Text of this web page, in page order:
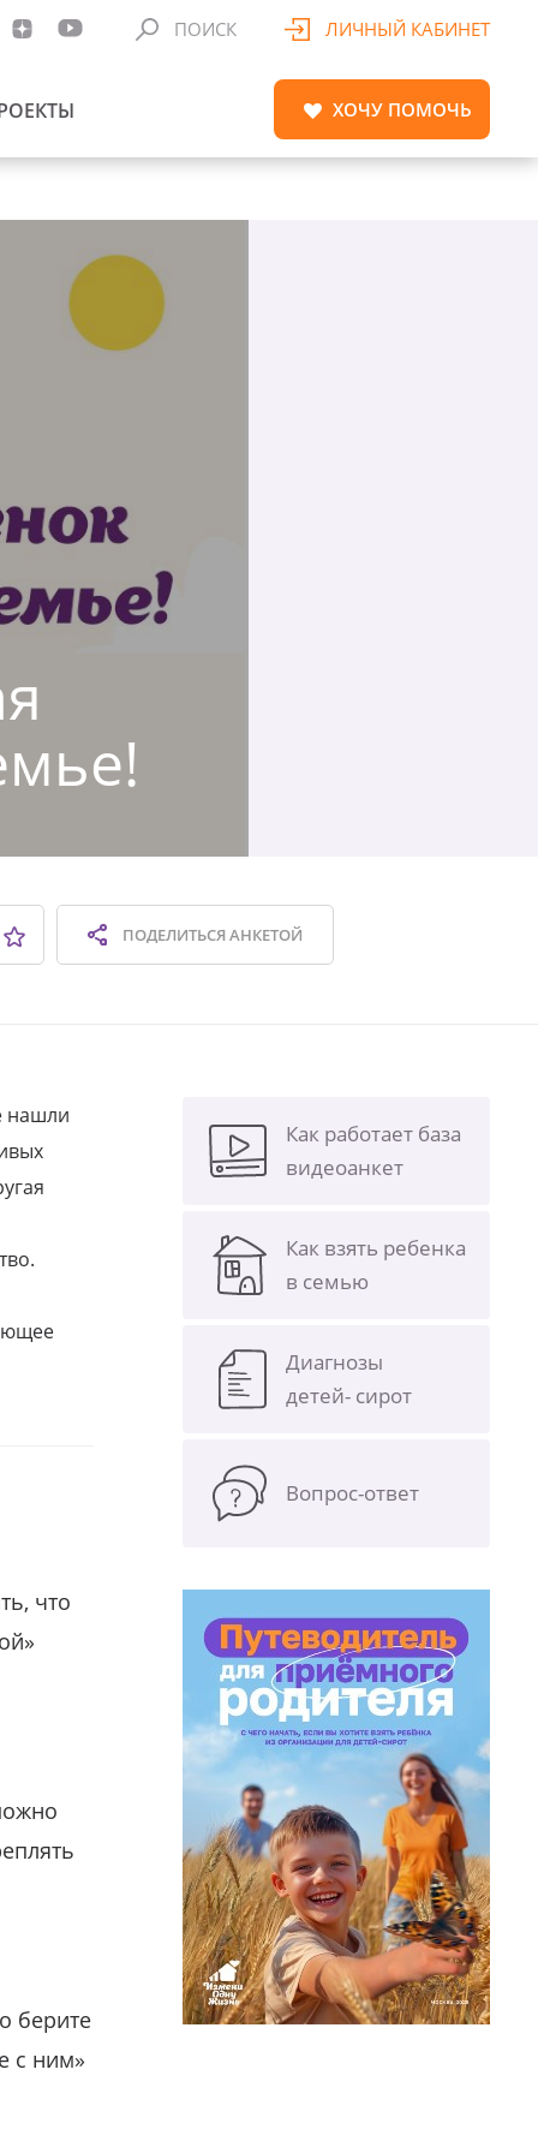
ПОИСК ЛИЧНЫЙ КАБИНЕТ
ХОЧУ ПОМОЧЬ
ПОДЕЛИТЬСЯАНКЕТОЙ
нашли
что
берите
с ним»
Как работает база
видеоанкет
Как взять ребенка
в семью
Диагнозы
детей- сирот
Вопрос-ответ